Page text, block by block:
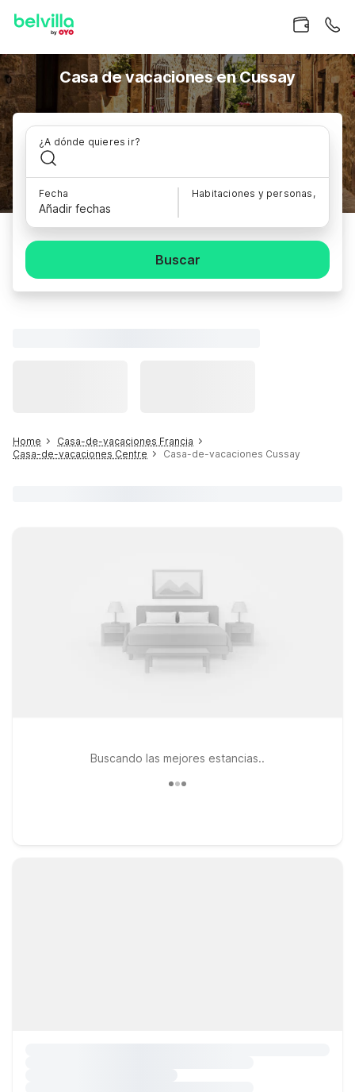
Casa de vacaciones en Cussay
¿A dónde quieres ir?
Fecha
Añadir fechas
Habitaciones y personas,
Buscar
Home
Casa-de-vacaciones Francia
Casa-de-vacaciones Centre
Casa-de-vacaciones Cussay
Buscando las mejores estancias..